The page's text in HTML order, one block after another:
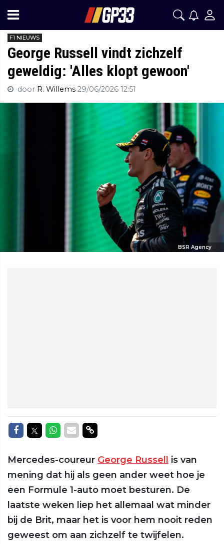
F1 NIEUWS
George Russell vindt zichzelf
geweldig: 'Alles klopt gewoon'
door R. Willems 29/06/2026 12:51
BSR Agency
Delen op Facebook
Delen op Twitter
Delen op Whatsapp
Delen via Mail
Delen via link
Mercedes-coureur George Russell is van
mening dat hij als geen ander weet hoe je
een Formule 1-auto moet besturen. De
laatste weken liep het allemaal wat minder
bij de Brit, maar het is voor hem nooit reden
geweest om aan zichzelf te twijfelen.